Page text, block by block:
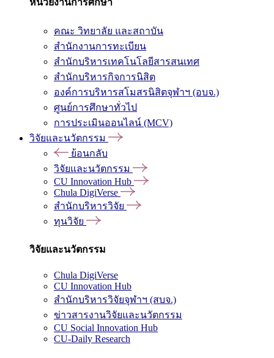
หน่วยงานการศึกษา
คณะ วิทยาลัย และสถาบัน
สำนักงานการทะเบียน
สำนักบริหารเทคโนโลยีสารสนเทศ
สำนักบริหารกิจการนิสิต
องค์การบริหารสโมสรนิสิตจุฬาฯ (อบจ.)
ศูนย์การศึกษาทั่วไป
การประเมินออนไลน์ (MCV)
วิจัยและนวัตกรรม
ย้อนกลับ
วิจัยและนวัตกรรม
CU Innovation Hub
Chula DigiVerse
สำนักบริหารวิจัย
ทุนวิจัย
วิจัยและนวัตกรรม
Chula DigiVerse
CU Innovation Hub
สำนักบริหารวิจัยจุฬาฯ (สบจ.)
ข่าวสารงานวิจัยและนวัตกรรม
CU Social Innovation Hub
CU-Daily Research